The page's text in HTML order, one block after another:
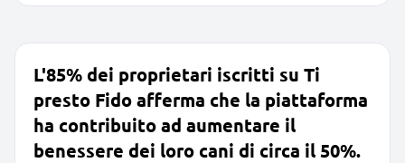
L'85% dei proprietari iscritti su Ti
presto Fido afferma che la piattaforma
ha contribuito ad aumentare il
benessere dei loro cani di circa il 50%.